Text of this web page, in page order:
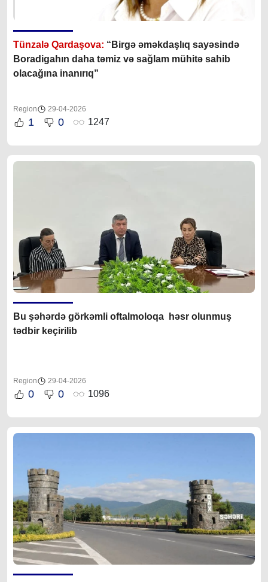
Tünzalə Qardaşova: “ Birgə əməkdaşlıq sayəsində
Boradigahın daha təmiz və sağlam mühitə sahib
olacağına inanırıq”
Region 29-04-2026
1 0 1247
Bu şəhərdə görkəmli oftalmoloqa həsr olunmuş
tədbir keçirilib
Region 29-04-2026
0 0 1096